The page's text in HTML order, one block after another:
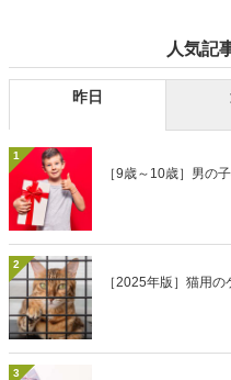
人気記
昨日
1
［9歳～10歳］男の
2
［2025年版］猫用
3